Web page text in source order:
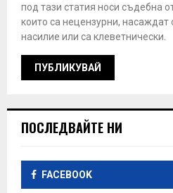
под тази статия носи съдебна
които са нецензурни,
насилие или са клеветнически.
ПОСЛЕДВАЙТЕ НИ
FACEBOOK